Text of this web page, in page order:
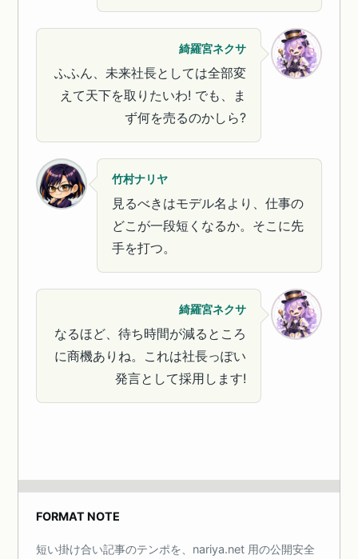
綺羅宮ネクサ
ふふん、未来社長としては全部変
えて天下を取りたいわ! でも、ま
ず何を売るのかしら?
竹村ナリヤ
見るべきはモデル名より、仕事の
どこが一段短くなるか。そこに先
手を打つ。
綺羅宮ネクサ
なるほど、待ち時間が減るところ
に商機ありね。これは社長っぽい
発言として採用します!
FORMAT NOTE
短い掛け合い記事のテンポを、nariya.net 用の公開安全